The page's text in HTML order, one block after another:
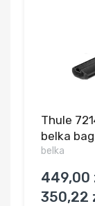
Thule
belka
belka
449,00
350,22